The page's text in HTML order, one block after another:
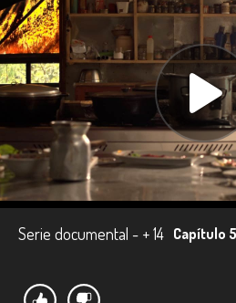
Serie documental - + 14 Capítulo 5